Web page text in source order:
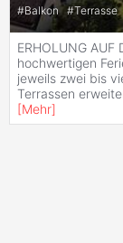
#Balkon #Terrasse
ERHOLUNG AUF
hochwertigen
jeweils zwei bis
Terrassen
[Mehr]